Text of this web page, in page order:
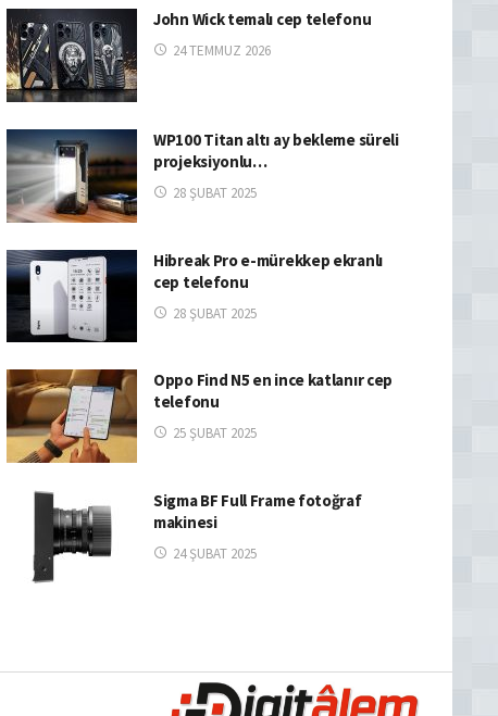
John Wick temalı cep telefonu
24 TEMMUZ 2026
WP100 Titan altı ay bekleme süreli
projeksiyonlu…
28 ŞUBAT 2025
Hibreak Pro e-mürekkep ekranlı
cep telefonu
28 ŞUBAT 2025
Oppo Find N5 en ince katlanır cep
telefonu
25 ŞUBAT 2025
Sigma BF Full Frame fotoğraf
makinesi
24 ŞUBAT 2025